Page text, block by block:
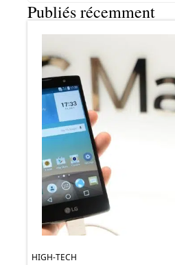
Publiés récemment
HIGH-TECH